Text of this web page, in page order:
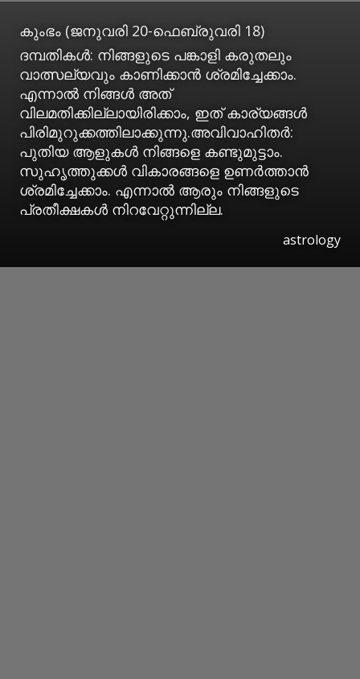
കുംഭം (ജനുവരി 20-ഫെബ്രുവരി 18)
ദമ്പതികള്‍: നിങ്ങളുടെ പങ്കാളി കരുതലും
വാത്സല്യവും കാണിക്കാന്‍ ശ്രമിച്ചേക്കാം.
എന്നാല്‍ നിങ്ങള്‍ അത്
വിലമതിക്കില്ലായിരിക്കാം, ഇത് കാര്യങ്ങള്‍
പിരിമുറുക്കത്തിലാക്കുന്നു.അവിവാഹിതര്‍:
പുതിയ ആളുകള്‍ നിങ്ങളെ കണ്ടുമുട്ടാം.
സുഹൃത്തുക്കള്‍ വികാരങ്ങളെ ഉണര്‍ത്താന്‍
ശ്രമിച്ചേക്കാം. എന്നാല്‍ ആരും നിങ്ങളുടെ
പ്രതീക്ഷകള്‍ നിറവേറ്റുന്നില്ല.
astrology